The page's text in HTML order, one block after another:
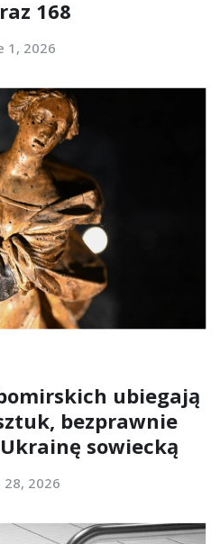
168
1, 2026
ubiegają
bezprawnie
sowiecką
28, 2026